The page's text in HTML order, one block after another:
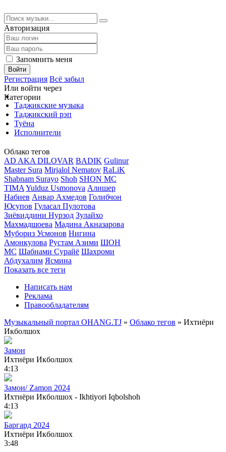
Авторизация
Запомнить меня
Войти
Регистрация Всё забыл
Или войти через
Категории
Таджикские музыка
Таджикский рэп
Туёна
Исполнители
Облако тегов
AD AKA DILOVAR BADIK Gulinur
Master Sura Mirjalol Nematov RaLiK
Shabnam Surayo Shoh SHON MC
TIMA Yulduz Usmonova Алишер
Набиев Анвар Ахмедов Голибчон
Юсупов Гуласал Пулотова
Зиёвиддини Нурзод Зулайхо
Махмадшоева Мадина Акназарова
Мубориз Усмонов Нигина
Амонкулова Рустам Азими ШОН
МС Шабнами Сурайё Шахроми
Абдухалим Ясмина
Показать все теги
Написать нам
Реклама
Правообладателям
Музыкальный портал OHANG.TJ » Облако тегов » Ихтиёри
Икболшох
Замон
Ихтиёри Икболшох
4:13
Замон/ Zamon 2024
Ихтиёри Икболшох - Ikhtiyori Iqbolshoh
4:13
Баргард 2024
Ихтиёри Икболшох
3:48